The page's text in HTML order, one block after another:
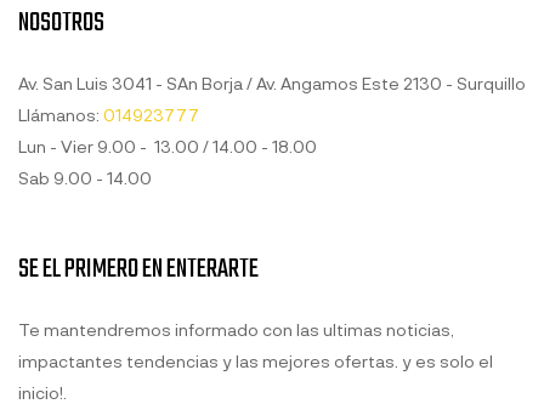
NOSOTROS
Av. San Luis 3041 - SAn Borja / Av. Angamos Este 2130 - Surquillo
Llámanos: 014923777
Lun - Vier 9.00 - 13.00 / 14.00 - 18.00
Sab 9.00 - 14.00
SE EL PRIMERO EN ENTERARTE
Te mantendremos informado con las ultimas noticias,
impactantes tendencias y las mejores ofertas. y es solo el
inicio!.